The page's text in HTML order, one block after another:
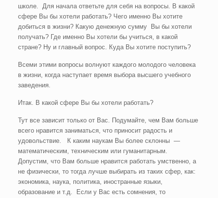
школе. Для начала ответьте для себя на вопросы. В какой
сфере Вы бы хотели работать? Чего именно Вы хотите
добиться в жизни? Какую денежную сумму Вы бы хотели
получать? Где именно Вы хотели бы учиться, в какой
стране? Ну и главный вопрос. Куда Вы хотите поступить?
Всеми этими вопросы волнуют каждого молодого человека
в жизни, когда наступает время выбора высшего учебного
заведения.
Итак. В какой сфере Вы бы хотели работать?
Тут все зависит только от Вас. Подумайте, чем Вам больше
всего нравится заниматься, что приносит радость и
удовольствие. К каким наукам Вы более склонны —
математическим, техническим или гуманитарным.
Допустим, что Вам больше нравится работать умственно, а
не физически, то тогда лучше выбирать из таких сфер, как:
экономика, наука, политика, иностранные языки,
образование и т.д. Если у Вас есть сомнения, то